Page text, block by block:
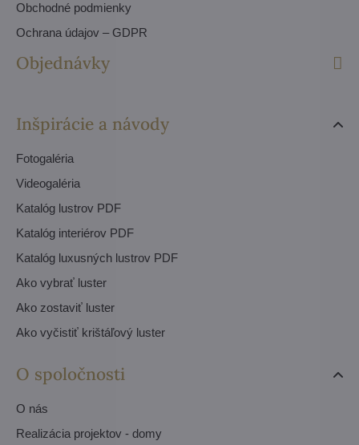
Obchodné podmienky
Ochrana údajov – GDPR
Objednávky
Inšpirácie a návody
Fotogaléria
Videogaléria
Katalóg lustrov PDF
Katalóg interiérov PDF
Katalóg luxusných lustrov PDF
Ako vybrať luster
Ako zostaviť luster
Ako vyčistiť krištáľový luster
O spoločnosti
O nás
Realizácia projektov - domy